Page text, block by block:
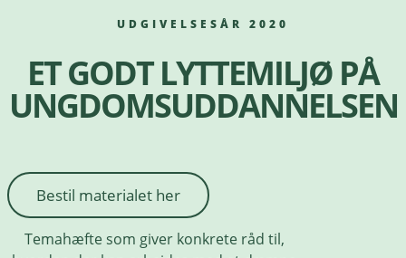
UDGIVELSESÅR 2020
ET GODT LYTTEMILJØ PÅ
UNGDOMSUDDANNELSEN
Bestil materialet her
Temahæfte som giver konkrete råd til,